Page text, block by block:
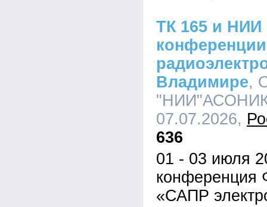
ТК 165 и
Владимире,
07.07.2026,
636
01 - 03 июля
конференция
«САПР